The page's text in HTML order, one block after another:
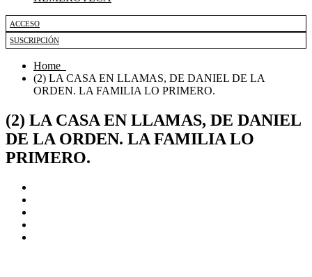
ACCESO
SUSCRIPCIÓN
Home
(2) LA CASA EN LLAMAS, DE DANIEL DE LA
ORDEN. LA FAMILIA LO PRIMERO.
(2) LA CASA EN LLAMAS, DE DANIEL
DE LA ORDEN. LA FAMILIA LO
PRIMERO.